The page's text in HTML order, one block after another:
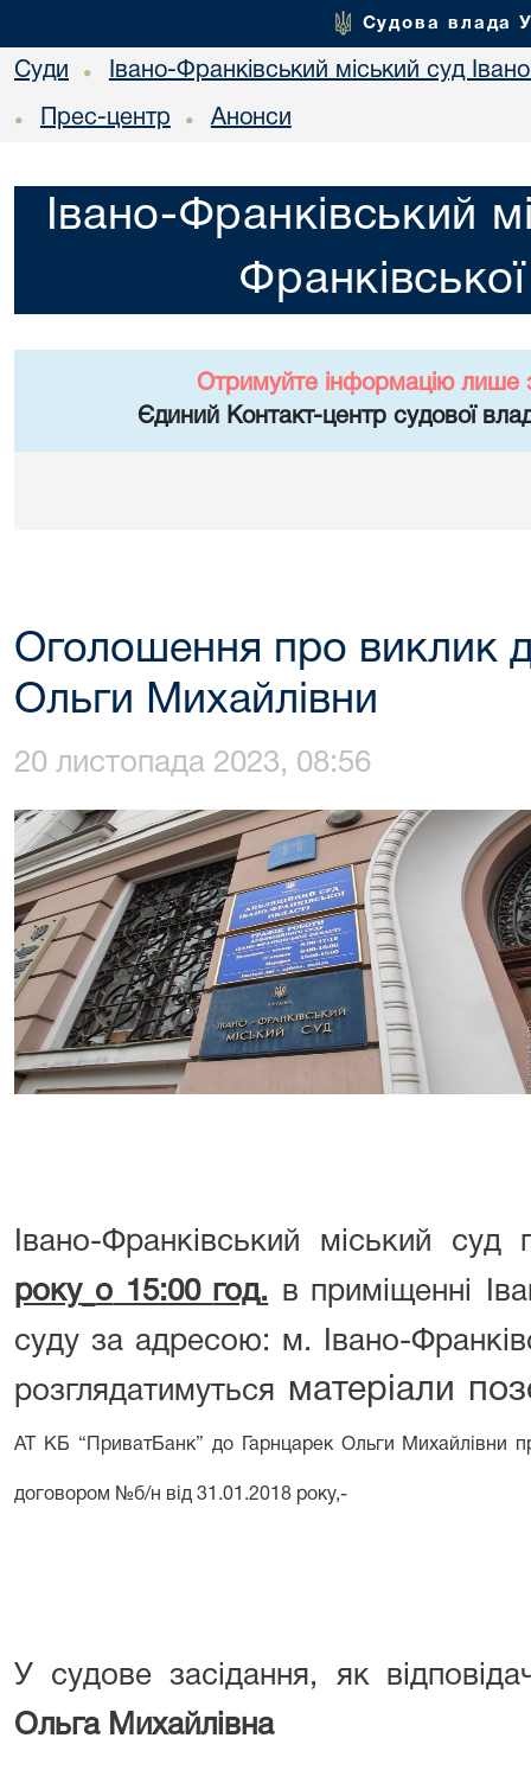
Судова влада
Суди • Івано-Франківський міський суд
• Прес-центр • Анонси
Івано-Франківський
Отримуйте інформацію лише
Єдиний Контакт-центр судової
Оголошення про виклик
Ольги Михайлівни
20 листопада 2023, 08:56
Івано-Франківський міський суд
року о 15:00 год. в приміщенні
суду за адресою: м.
Івано-
розглядатимуться матеріали
АТ КБ “ПриватБанк” до Гарнцарек Ольги Михайлівни
договором №б/н від 31.01.2018 року,-
У судове засідання, як
Ольга Михайлівна